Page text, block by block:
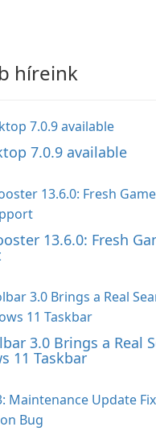
híreink
7.0.9 available
13.6.0: Fresh
3.0 Brings a Real
11 Taskbar